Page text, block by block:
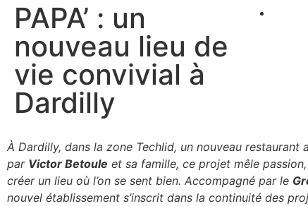
PAPA’ : un
nouveau lieu de
vie convivial à
Dardilly
À Dardilly, dans la zone Techlid, un nouveau restaurant
par Victor Betoule et sa famille, ce projet mêle
créer un lieu où l’on se sent bien. Accompagné par le
nouvel établissement s’inscrit dans la continuité des